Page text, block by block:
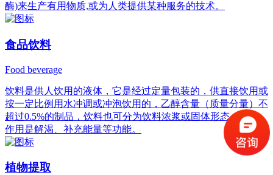
酶)来生产有用物质,或为人类提供某种服务的技术。
食品饮料
Food beverage
饮料是供人饮用的液体，它是经过定量包装的，供直接饮用或
按一定比例用水冲调或冲泡饮用的，乙醇含量（质量分量）不
超过0.5%的制品，饮料也可分为饮料浓浆或固体形态，它的
作用是解渴、补充能量等功能。
植物提取